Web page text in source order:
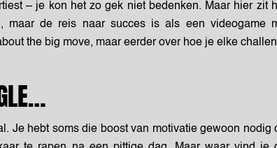
– je kon het zo gek niet bedenken. Maar hier zit
maar de reis naar succes is als een videogame
the big move, maar eerder over hoe je elke
Je hebt soms die boost van motivatie gewoon nodig